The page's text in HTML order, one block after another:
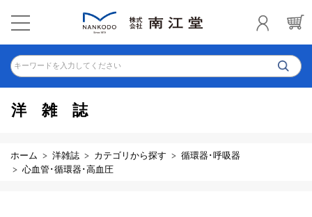
キーワードを入力してください
洋雑誌
ホーム 洋雑誌 カテゴリから探す
循環器･呼吸器
心血管･循環器･高血圧